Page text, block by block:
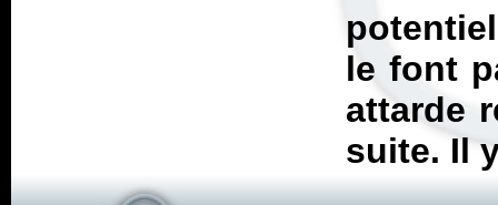
le font
attarde
suite. Il